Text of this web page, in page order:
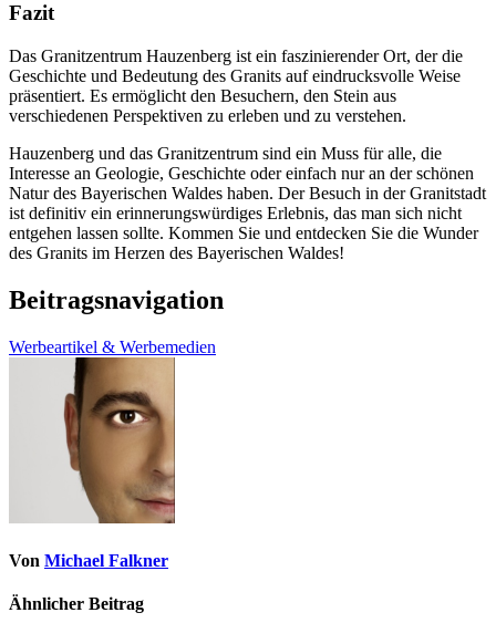
Fazit
Das Granitzentrum Hauzenberg ist ein faszinierender Ort, der die
Geschichte und Bedeutung des Granits auf eindrucksvolle Weise
präsentiert. Es ermöglicht den Besuchern, den Stein aus
verschiedenen Perspektiven zu erleben und zu verstehen.
Hauzenberg und das Granitzentrum sind ein Muss für alle, die
Interesse an Geologie, Geschichte oder einfach nur an der schönen
Natur des Bayerischen Waldes haben. Der Besuch in der Granitstadt
ist definitiv ein erinnerungswürdiges Erlebnis, das man sich nicht
entgehen lassen sollte. Kommen Sie und entdecken Sie die Wunder
des Granits im Herzen des Bayerischen Waldes!
Beitragsnavigation
Werbeartikel & Werbemedien
Von Michael Falkner
Ähnlicher Beitrag